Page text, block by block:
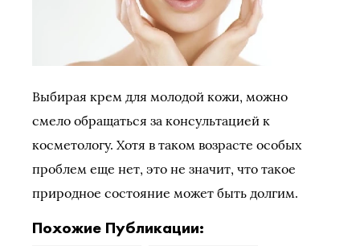
Выбирая крем для молодой кожи, можно
смело обращаться за консультацией к
косметологу. Хотя в таком возрасте особых
проблем еще нет, это не значит, что такое
природное состояние может быть долгим.
Похожие Публикации: